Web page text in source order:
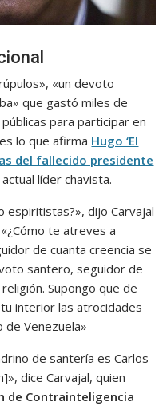
«un devoto
que gastó miles de
para participar en
lo que afirma Hugo ‘El
del fallecido presidente
líder chavista.
espiritistas?», dijo Carvajal
te atreves a
de cuanta creencia se
santero, seguidor de
Supongo que de
interior las atrocidades
de Venezuela»
de santería es Carlos
dice Carvajal, quien
de Contrainteligencia